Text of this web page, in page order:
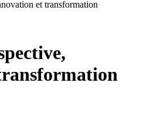
et transformation